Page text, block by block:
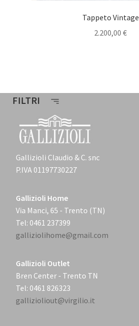
Tappeto Vintage
2.200,00 €
FILTRI
Gallizioli Claudio & C. snc
P.IVA 01197730227
Gallizioli Home
Via Manci, 65 - Trento (TN)
Tel: 0461 237399
galliziolihome@gmail.com
Gallizioli Outlet
Bren Center - Trento TN
Tel: 0461 826323
gallizioliout@virgilio.it